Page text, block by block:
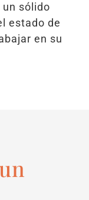
sólido
estado de
en su